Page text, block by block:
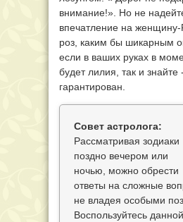
внимание!». Но не
впечатление на
роз, каким бы шикарным
если в ваших руках в
будет лилия, так и знайте
гарантирован.
Совет астролога:
Рассматривая зодиаки
поздно вечером или
ночью, можно обрести
ответы на сложные
не владея особыми
Воспользуйтесь данной